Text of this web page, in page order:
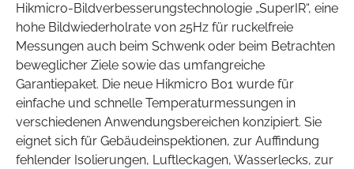
Hikmicro-Bildverbesserungstechnologie „SuperIR“, eine
hohe Bildwiederholrate von 25Hz für ruckelfreie
Messungen auch beim Schwenk oder beim Betrachten
beweglicher Ziele sowie das umfangreiche
Garantiepaket. Die neue Hikmicro B01 wurde für
einfache und schnelle Temperaturmessungen in
verschiedenen Anwendungsbereichen konzipiert. Sie
eignet sich für Gebäudeinspektionen, zur Auffindung
fehlender Isolierungen, Luftleckagen, Wasserlecks, zur